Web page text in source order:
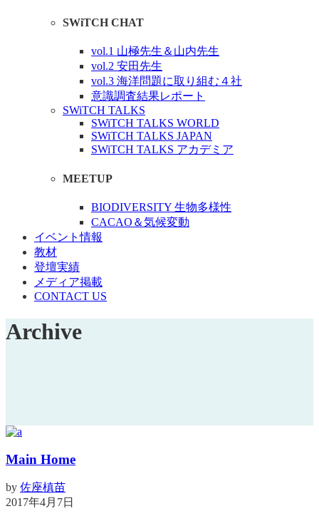
SWiTCH CHAT
vol.1 山極先生＆山内先生
vol.2 安田先生
vol.3 海洋問題に取り組む４社
意識調査結果レポート
SWiTCH TALKS
SWiTCH TALKS WORLD
SWiTCH TALKS JAPAN
SWiTCH TALKS アカデミア
MEETUP
BIODIVERSITY 生物多様性
CACAO＆気候変動
イベント情報
教材
登壇実績
メディア掲載
CONTACT US
Archive
Main Home
by 佐座槙苗
2017年4月7日